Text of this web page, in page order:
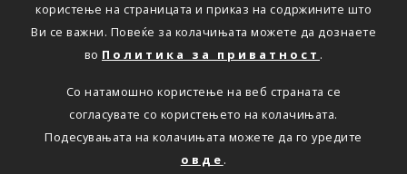
користење на страницата и приказ на содржините што
Ви се важни. Повеќе за колачињата можете да дознаете
во Политика за приватност .
Со натамошно користење на веб страната се
согласувате со користењето на колачињата.
Подесувањата на колачињата можете да го уредите
овде .